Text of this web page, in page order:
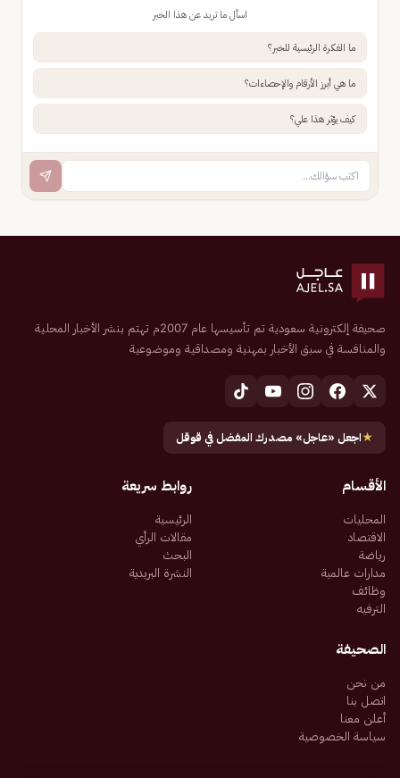
اسأل ما تريد عن هذا الخبر
ما الفكرة الرئيسية للخبر؟
ما هي أبرز الأرقام والإحصاءات؟
كيف يؤثر هذا علي؟
صحيفة إلكترونية سعودية تم تأسيسها عام 2007م تهتم بنشر الأخبار المحلية
والمنافسة في سبق الأخبار بمهنية ومصداقية وموضوعية
★اجعل «عاجل» مصدرك المفضل في قوقل
الأقسام
المحليات
الاقتصاد
رياضة
مدارات عالمية
وظائف
الترفيه
روابط سريعة
الرئيسية
مقالات الرأي
البحث
النشرة البريدية
الصحيفة
من نحن
اتصل بنا
أعلن معنا
سياسة الخصوصية